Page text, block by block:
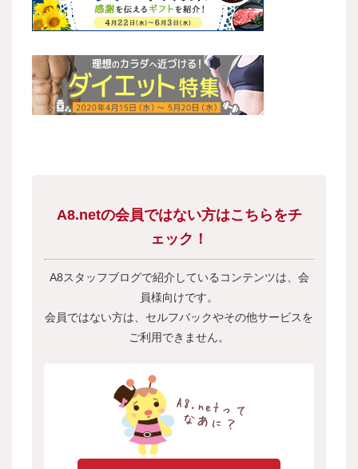
A8.netの会員ではない方はこちらをチ
ェック！
A8スタッフブログで紹介しているコンテンツは、会
員様向けです。
会員ではない方は、セルフバックやその他サービスを
ご利用できません。